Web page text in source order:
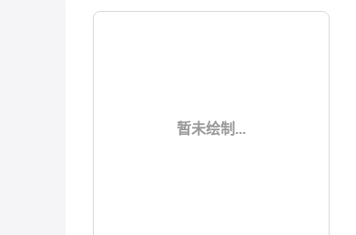
暂未绘制...